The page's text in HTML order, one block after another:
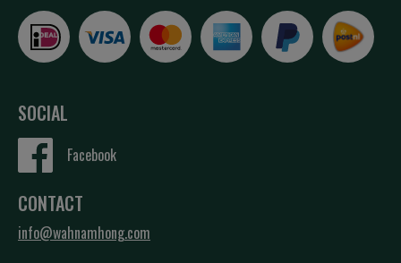
SOCIAL
Facebook
CONTACT
info@wahnamhong.com